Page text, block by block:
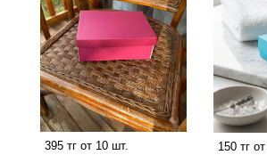
395 тг от 10 шт. 150 тг